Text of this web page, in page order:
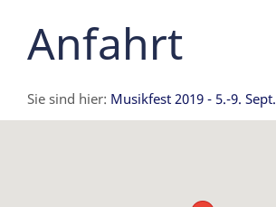
Anfahrt
Sie sind hier: Musikfest 2019 - 5.-9. Sept.